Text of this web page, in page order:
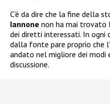
C’è da dire che la fine della
Iannone non ha mai
dei diretti interessati. In ogni
dalla fonte pare proprio che
andato nel migliore dei modi
discussione.